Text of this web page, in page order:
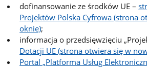
dofinansowanie ze środków UE –
Projektów Polska Cyfrowa (strona
oknie);
informacja o przedsięwzięciu
Dotacji UE (strona otwiera się w
Portal „Platforma Usług